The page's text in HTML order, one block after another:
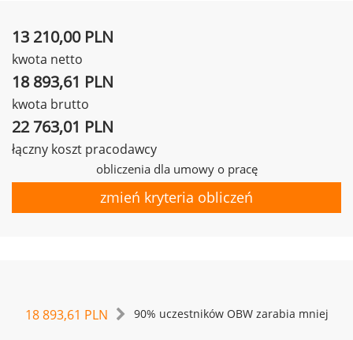
13 210,00 PLN
kwota netto
18 893,61 PLN
kwota brutto
22 763,01 PLN
łączny koszt pracodawcy
obliczenia dla umowy o pracę
zmień kryteria obliczeń
18 893,61 PLN 90% uczestników OBW zarabia mniej